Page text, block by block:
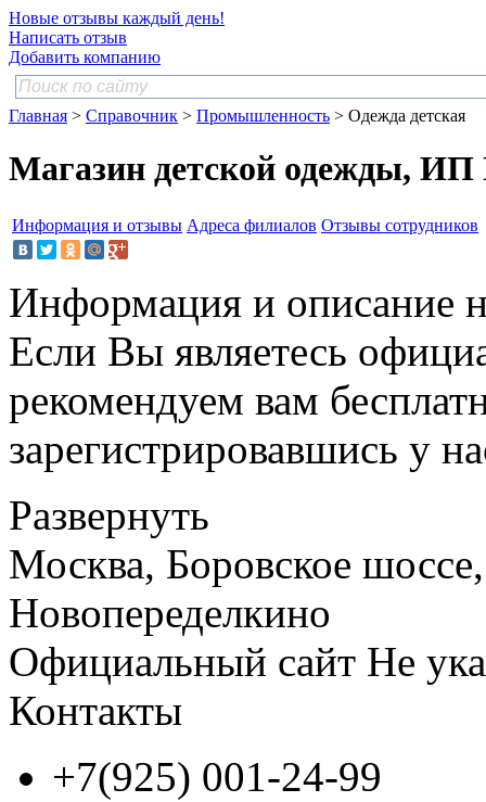
Новые отзывы каждый день!
Написать отзыв
Добавить компанию
Главная > Справочник > Промышленность > Одежда детская
Магазин детской одежды, ИП
Информация и отзывы Адреса филиалов Отзывы сотрудников
Информация и описание
Если Вы являетесь
рекомендуем вам
зарегистрировавшись у
Развернуть
Москва, Боровское
Новопеределкино
Официальный сайт Не
Контакты
+7(925) 001-24-99